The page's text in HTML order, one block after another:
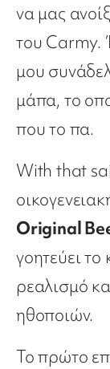
να μας
του Carmy.
μου
μάπα, το
που το πα.
With that
Original
γοητεύει το
ρεαλισμό
ηθοποιών.
Το πρώτο